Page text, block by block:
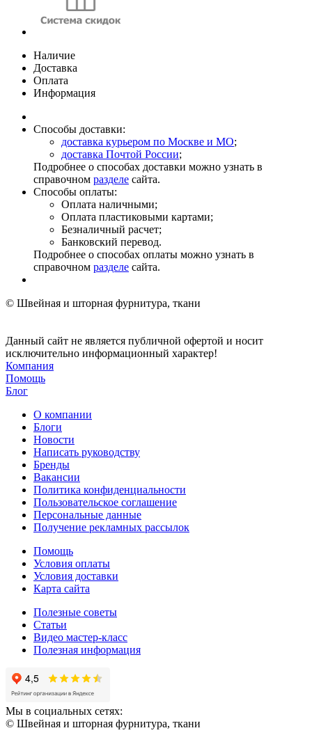
Наличие
Доставка
Оплата
Информация
Способы доставки:
доставка курьером по Москве и МО;
доставка Почтой России;
Подробнее о способах доставки можно узнать в
справочном разделе сайта.
Способы оплаты:
Оплата наличными;
Оплата пластиковыми картами;
Безналичный расчет;
Банковский перевод.
Подробнее о способах оплаты можно узнать в
справочном разделе сайта.
© Швейная и шторная фурнитура, ткани
Данный сайт не является публичной офертой и носит
исключительно информационный характер!
Компания
Помощь
Блог
О компании
Блоги
Новости
Написать руководству
Бренды
Вакансии
Политика конфиденциальности
Пользовательское соглашение
Персональные данные
Получение рекламных рассылок
Помощь
Условия оплаты
Условия доставки
Карта сайта
Полезные советы
Статьи
Видео мастер-класс
Полезная информация
Мы в социальных сетях:
© Швейная и шторная фурнитура, ткани